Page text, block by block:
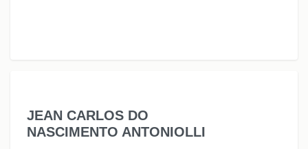
JEAN CARLOS DO
NASCIMENTO ANTONIOLLI